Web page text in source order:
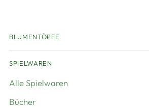
BLUMENTÖPFE
SPIELWAREN
Alle Spielwaren
Bücher